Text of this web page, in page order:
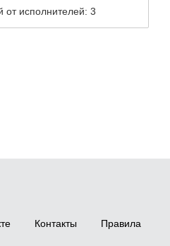
от исполнителей: 3
Контакты Правила